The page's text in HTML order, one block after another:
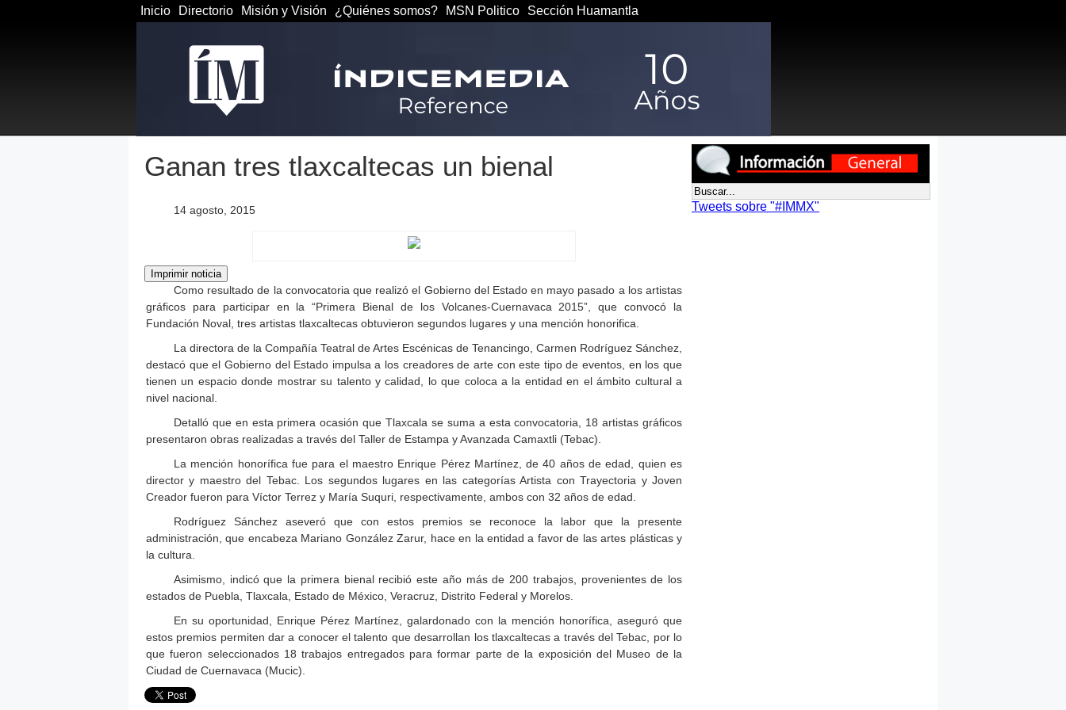
Inicio Directorio Misión y Visión ¿Quiénes somos? MSN Politico Sección Huamantla
Ganan tres tlaxcaltecas un bienal
14 agosto, 2015
Como resultado de la convocatoria que realizó el Gobierno del Estado en mayo pasado a los artistas
gráficos para participar en la “Primera Bienal de los Volcanes-Cuernavaca 2015”, que convocó la
Fundación Noval, tres artistas tlaxcaltecas obtuvieron segundos lugares y una mención honorifica.
La directora de la Compañía Teatral de Artes Escénicas de Tenancingo, Carmen Rodríguez Sánchez,
destacó que el Gobierno del Estado impulsa a los creadores de arte con este tipo de eventos, en los que
tienen un espacio donde mostrar su talento y calidad, lo que coloca a la entidad en el ámbito cultural a
nivel nacional.
Detalló que en esta primera ocasión que Tlaxcala se suma a esta convocatoria, 18 artistas gráficos
presentaron obras realizadas a través del Taller de Estampa y Avanzada Camaxtli (Tebac).
La mención honorífica fue para el maestro Enrique Pérez Martínez, de 40 años de edad, quien es
director y maestro del Tebac. Los segundos lugares en las categorías Artista con Trayectoria y Joven
Creador fueron para Víctor Terrez y María Suquri, respectivamente, ambos con 32 años de edad.
Rodríguez Sánchez aseveró que con estos premios se reconoce la labor que la presente
administración, que encabeza Mariano González Zarur, hace en la entidad a favor de las artes plásticas y
la cultura.
Asimismo, indicó que la primera bienal recibió este año más de 200 trabajos, provenientes de los
estados de Puebla, Tlaxcala, Estado de México, Veracruz, Distrito Federal y Morelos.
En su oportunidad, Enrique Pérez Martínez, galardonado con la mención honorífica, aseguró que
estos premios permiten dar a conocer el talento que desarrollan los tlaxcaltecas a través del Tebac, por lo
que fueron seleccionados 18 trabajos entregados para formar parte de la exposición del Museo de la
Ciudad de Cuernavaca (Mucic).
Tweets sobre "#IMMX"